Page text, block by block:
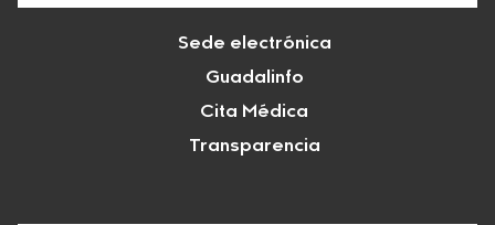
Sede electrónica
Guadalinfo
Cita Médica
Transparencia